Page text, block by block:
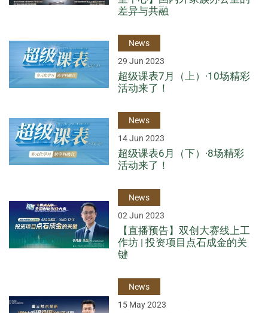
差异与共融
News
29 Jun 2023
超级课表7月（上）·10场精彩
活动来了！
News
14 Jun 2023
超级课表6月（下）·8场精彩
活动来了！
News
02 Jun 2023
【直播预告】双创大赛线上工
作坊 | 投资项目点石成金的关
键
News
15 May 2023